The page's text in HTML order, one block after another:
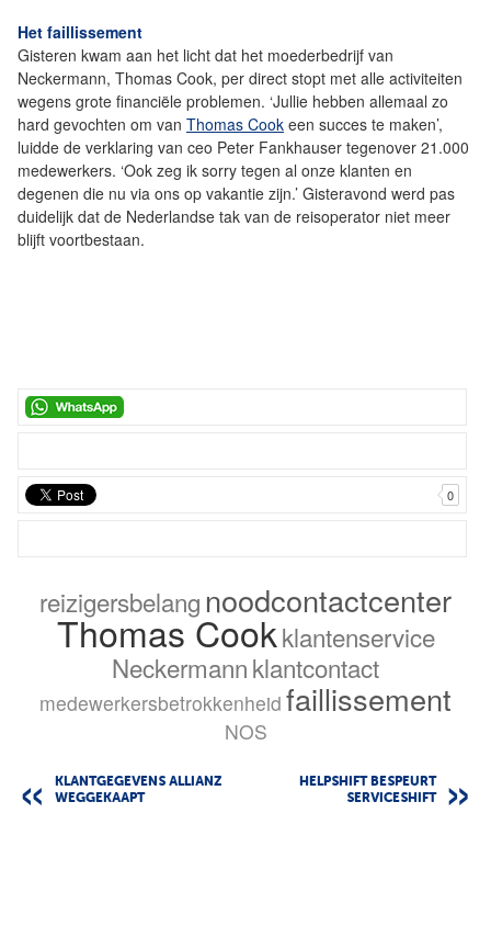
Het faillissement
Gisteren kwam aan het licht dat het moederbedrijf van
Neckermann, Thomas Cook, per direct stopt met alle activiteiten
wegens grote financiële problemen. ‘Jullie hebben allemaal zo
hard gevochten om van Thomas Cook een succes te maken’,
luidde de verklaring van ceo Peter Fankhauser tegenover 21.000
medewerkers. ‘Ook zeg ik sorry tegen al onze klanten en
degenen die nu via ons op vakantie zijn.’ Gisteravond werd pas
duidelijk dat de Nederlandse tak van de reisoperator niet meer
blijft voortbestaan.
0
reizigersbelang noodcontactcenter
Thomas Cookklantenservice
Neckermannklantcontact
medewerkersbetrokkenheid faillissement
NOS
KLANTGEGEVENS ALLIANZ
WEGGEKAAPT
HELPSHIFT BESPEURT
SERVICESHIFT